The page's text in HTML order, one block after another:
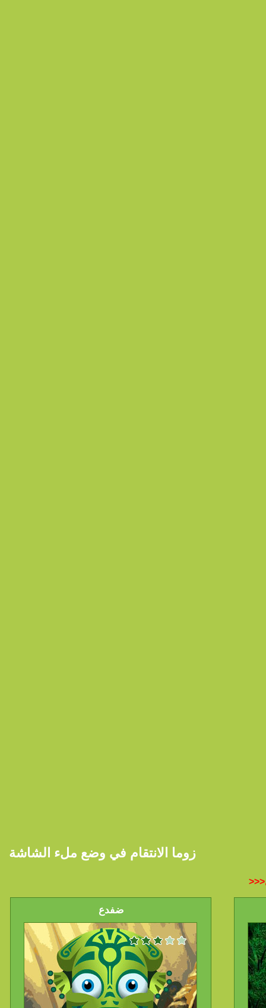
زوما الانتقام في وضع ملء الشاشة
ضفدع